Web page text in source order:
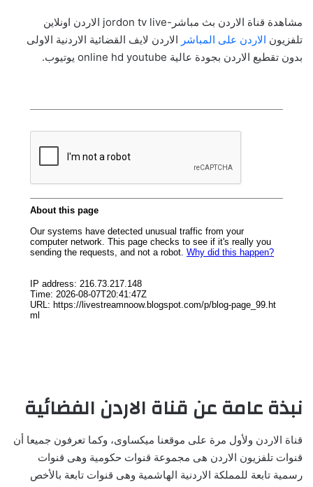
مشاهدة قناة الاردن بث مباشر-jordon tv live الاردن اونلاين
تلفزيون الاردن على المباشر الاردن لايف القضائية الاردنية الاولى
بدون تقطيع الاردن بجودة عالية online hd youtube يوتيوب.
نبذة عامة عن قناة الاردن الفضائية
قناة الاردن ولأول مرة على موقعنا ميكساوى، وكما تعرفون جميعا أن
قنوات تلفزيون الاردن هى مجموعة قنوات حكومية وهى قنوات
رسمية تابعة للمملكة الاردنية الهاشمية وهى قنوات تابعة بالأخص